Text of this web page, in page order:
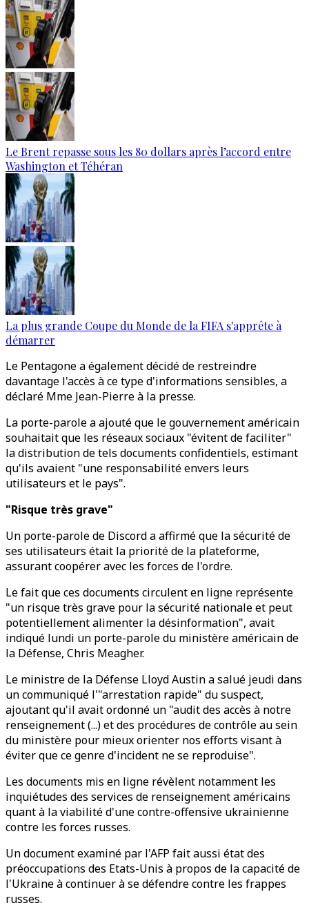
Le Brent repasse sous les 80 dollars après l’accord entre
Washington et Téhéran
La plus grande Coupe du Monde de la FIFA s'apprête à
démarrer
Le Pentagone a également décidé de restreindre
davantage l'accès à ce type d'informations sensibles, a
déclaré Mme Jean-Pierre à la presse.
La porte-parole a ajouté que le gouvernement américain
souhaitait que les réseaux sociaux "évitent de faciliter"
la distribution de tels documents confidentiels, estimant
qu'ils avaient "une responsabilité envers leurs
utilisateurs et le pays".
"Risque très grave"
Un porte-parole de Discord a affirmé que la sécurité de
ses utilisateurs était la priorité de la plateforme,
assurant coopérer avec les forces de l'ordre.
Le fait que ces documents circulent en ligne représente
"un risque très grave pour la sécurité nationale et peut
potentiellement alimenter la désinformation", avait
indiqué lundi un porte-parole du ministère américain de
la Défense, Chris Meagher.
Le ministre de la Défense Lloyd Austin a salué jeudi dans
un communiqué l'"arrestation rapide" du suspect,
ajoutant qu'il avait ordonné un "audit des accès à notre
renseignement (...) et des procédures de contrôle au sein
du ministère pour mieux orienter nos efforts visant à
éviter que ce genre d'incident ne se reproduise".
Les documents mis en ligne révèlent notamment les
inquiétudes des services de renseignement américains
quant à la viabilité d'une contre-offensive ukrainienne
contre les forces russes.
Un document examiné par l'AFP fait aussi état des
préoccupations des Etats-Unis à propos de la capacité de
l'Ukraine à continuer à se défendre contre les frappes
russes.